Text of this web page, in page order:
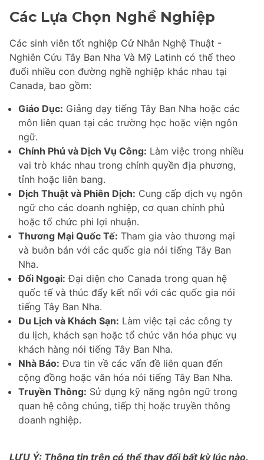
Các Lựa Chọn Nghề Nghiệp
Các sinh viên tốt nghiệp Cử Nhân Nghệ Thuật -
Nghiên Cứu Tây Ban Nha Và Mỹ Latinh có thể theo
đuổi nhiều con đường nghề nghiệp khác nhau tại
Canada, bao gồm:
Giáo Dục: Giảng dạy tiếng Tây Ban Nha hoặc các
môn liên quan tại các trường học hoặc viện ngôn
ngữ.
Chính Phủ và Dịch Vụ Công: Làm việc trong nhiều
vai trò khác nhau trong chính quyền địa phương,
tỉnh hoặc liên bang.
Dịch Thuật và Phiên Dịch: Cung cấp dịch vụ ngôn
ngữ cho các doanh nghiệp, cơ quan chính phủ
hoặc tổ chức phi lợi nhuận.
Thương Mại Quốc Tế: Tham gia vào thương mại
và buôn bán với các quốc gia nói tiếng Tây Ban
Nha.
Đối Ngoại: Đại diện cho Canada trong quan hệ
quốc tế và thúc đẩy kết nối với các quốc gia nói
tiếng Tây Ban Nha.
Du Lịch và Khách Sạn: Làm việc tại các công ty
du lịch, khách sạn hoặc tổ chức văn hóa phục vụ
khách hàng nói tiếng Tây Ban Nha.
Nhà Báo: Đưa tin về các vấn đề liên quan đến
cộng đồng hoặc văn hóa nói tiếng Tây Ban Nha.
Truyền Thông: Sử dụng kỹ năng ngôn ngữ trong
quan hệ công chúng, tiếp thị hoặc truyền thông
doanh nghiệp.
LƯU Ý: Thông tin trên có thể thay đổi bất kỳ lúc nào.